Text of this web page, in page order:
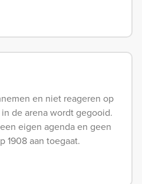
en niet reageren op
de arena wordt gegooid.
eigen agenda en geen
1908 aan toegaat.